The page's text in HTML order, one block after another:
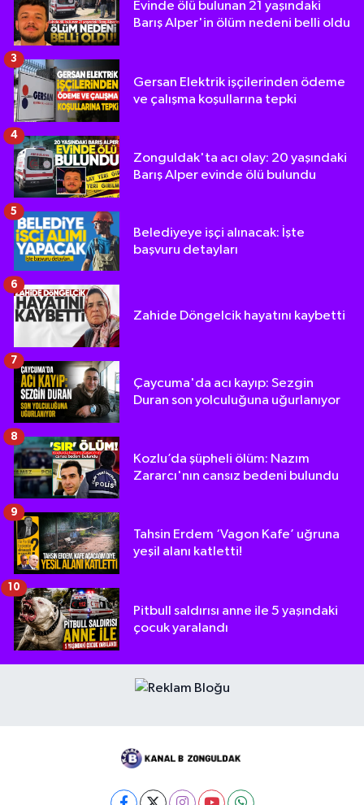
Evinde ölü bulunan 21 yaşındaki
Barış Alper'in ölüm nedeni belli oldu
Gersan Elektrik işçilerinden ödeme
ve çalışma koşullarına tepki
3
Zonguldak'ta acı olay: 20 yaşındaki
Barış Alper evinde ölü bulundu
4
Belediyeye işçi alınacak: İşte
başvuru detayları
5
Zahide Döngelcik hayatını kaybetti
6
Çaycuma'da acı kayıp: Sezgin
Duran son yolculuğuna uğurlanıyor
7
Kozlu’da şüpheli ölüm: Nazım
Zararcı'nın cansız bedeni bulundu
8
Tahsin Erdem ‘Vagon Kafe’ uğruna
yeşil alanı katletti!
9
Pitbull saldırısı anne ile 5 yaşındaki
çocuk yaralandı
10